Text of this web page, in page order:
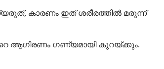
കാരണം ഇത് ശരീരത്തിൽ മരുന്ന്
ആഗിരണം ഗണ്യമായി കുറയ്ക്കും.